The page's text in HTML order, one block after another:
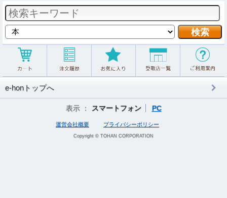
e-honトップへ
表示 ： スマートフォン PC
運営会社概要 プライバシーポリシー
Copyright © TOHAN CORPORATION